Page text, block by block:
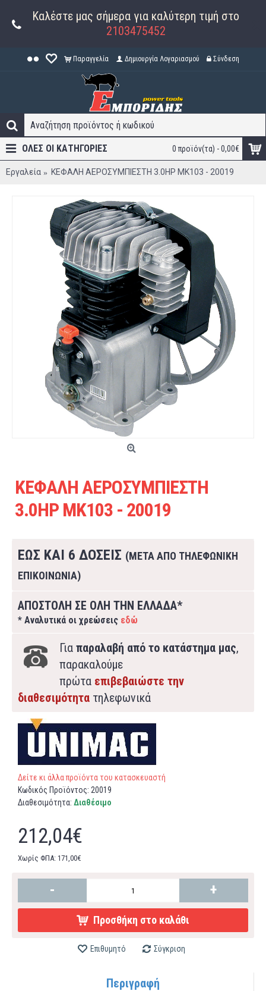
Καλέστε μας σήμερα για καλύτερη τιμή στο
2103475452
Παραγγελία Δημιουργία Λογαριασμού Σύνδεση
0 προϊόν(τα) - 0,00€
ΟΛΕΣ ΟΙ ΚΑΤΗΓΟΡΊΕΣ
Εργαλεία ΚΕΦΑΛΗ ΑΕΡΟΣΥΜΠΙΕΣΤΗ 3.0HP ΜΚ103 - 20019
ΚΕΦΑΛΗ ΑΕΡΟΣΥΜΠΙΕΣΤΗ
3.0HP ΜΚ103 - 20019
ΕΩΣ ΚΑΙ 6 ΔΟΣΕΙΣ (ΜΕΤΑ ΑΠΟ ΤΗΛΕΦΩΝΙΚΗ
ΕΠΙΚΟΙΝΩΝΙΑ)
ΑΠΟΣΤΟΛΗ ΣΕ ΟΛΗ ΤΗΝ ΕΛΛΑΔΑ*
* Αναλυτικά οι χρεώσεις εδώ
Για παραλαβή από το κατάστημα μας,
παρακαλούμε
πρώτα επιβεβαιώστε την
διαθεσιμότητα τηλεφωνικά
Δείτε κι άλλα προϊόντα του κατασκευαστή
Κωδικός Προϊόντος: 20019
Διαθεσιμότητα: Διαθέσιμο
212,04€
Χωρίς ΦΠΑ: 171,00€
- +
Προσθήκη στο καλάθι
Επιθυμητό Σύγκριση
Περιγραφή